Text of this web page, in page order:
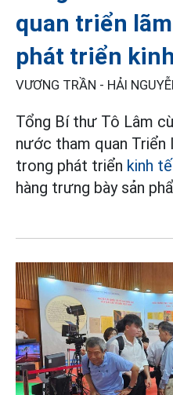
quan triển
phát triển
VƯƠNG TRẦN - HẢI
Tổng Bí thư Tô Lâm
nước tham quan Triển
trong phát triển kinh
hàng trưng bày sản